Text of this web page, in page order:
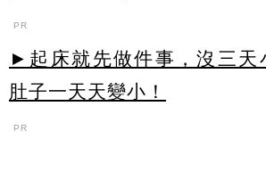
PR
►起床就先做件事，沒三天
肚子一天天變小！
PR